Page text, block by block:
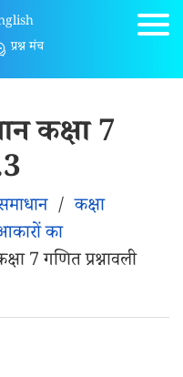
प्रश्न मंच
कक्षा 7
/कक्षा
का
7 गणित प्रश्नावली